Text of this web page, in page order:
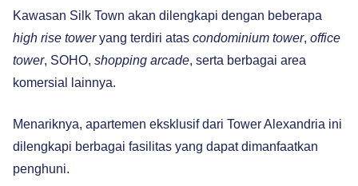
Kawasan Silk Town akan dilengkapi dengan beberapa
high rise toweryang terdiri atas condominium tower, office
tower, SOHO, shopping arcade, serta berbagai area
komersial lainnya.
Menariknya, apartemen eksklusif dari Tower Alexandria ini
dilengkapi berbagai fasilitas yang dapat dimanfaatkan
penghuni.